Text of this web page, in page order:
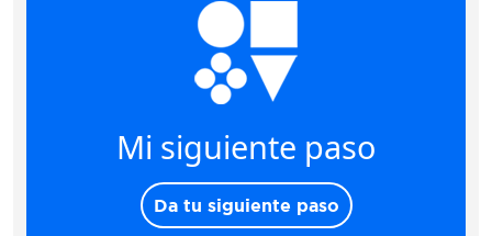
Mi siguiente paso
Da tu siguiente paso